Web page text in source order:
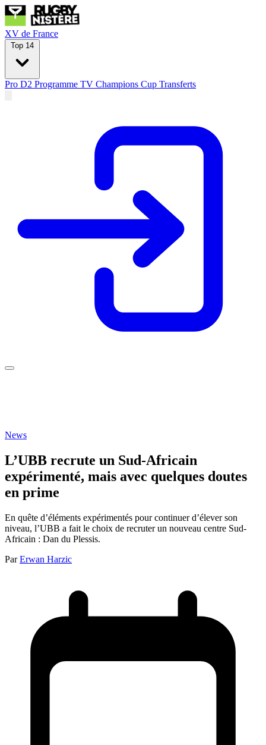
XV de France
Top 14
Pro D2 Programme TV Champions Cup Transferts
News
L’UBB recrute un Sud-Africain
expérimenté, mais avec quelques doutes
en prime
En quête d’éléments expérimentés pour continuer d’élever son
niveau, l’UBB a fait le choix de recruter un nouveau centre Sud-
Africain : Dan du Plessis.
Par Erwan Harzic